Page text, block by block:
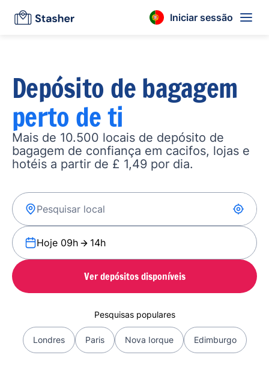
Iniciar sessão
Depósito de bagagem
perto de ti
Mais de 10.500 locais de depósito de
bagagem de confiança em cacifos, lojas e
hotéis a partir de £ 1,49 por dia.
Hoje 09h 14h
Ver depósitos disponíveis
Pesquisas populares
Londres Paris Nova Iorque Edimburgo